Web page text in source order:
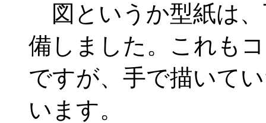
図というか型紙は
備しました。これも
ですが、手で描いて
います。